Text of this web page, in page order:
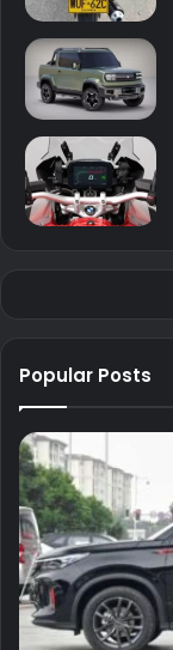
Popular Posts